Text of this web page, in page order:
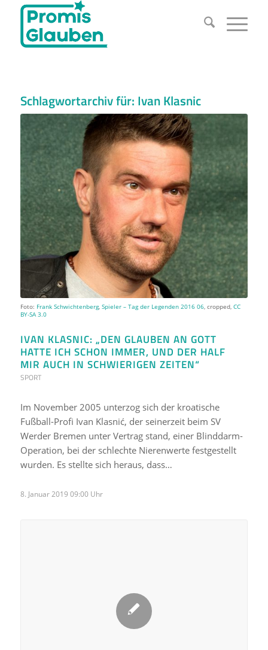
Schlagwortarchiv für: Ivan Klasnic
Foto: Frank Schwichtenberg, Spieler – Tag der Legenden 2016 06, cropped, CC
BY-SA 3.0
IVAN KLASNIC: „DEN GLAUBEN AN GOTT
HATTE ICH SCHON IMMER, UND DER HALF
MIR AUCH IN SCHWIERIGEN ZEITEN“
SPORT
Im November 2005 unterzog sich der kroatische
Fußball-Profi Ivan Klasnić, der seinerzeit beim SV
Werder Bremen unter Vertrag stand, einer Blinddarm-
Operation, bei der schlechte Nierenwerte festgestellt
wurden. Es stellte sich heraus, dass…
8. Januar 2019 09:00 Uhr